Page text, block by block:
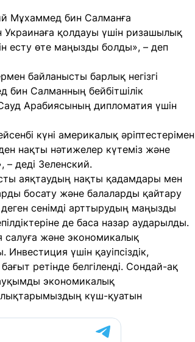
Мұхаммед бин Салманға
қолдауы үшін ризашылық
есту өте маңызды болды», – деп
байланысты барлық негізгі
бин Салманның бейбітшілік
Арабиясының дипломатия үшін
күні америкалық әріптестерімен
нақты нәтижелер күтеміз және
– деді Зеленский.
аяқтаудың нақты қадамдары мен
босату және балаларды қайтару
сенімді арттырудың маңызды
де баса назар аударылды.
салуға және экономикалық
үшін қауіпсіздік,
ретінде белгіленді. Сондай-ақ
экономикалық
күш-қуатын